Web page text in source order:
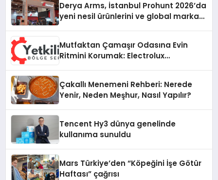
Derya Arms, İstanbul Prohunt 2026’da
yeni nesil ürünlerini ve global marka
Mutfaktan Çamaşır Odasına Evin
Ritmini Korumak: Electrolux
Çakallı Menemeni Rehberi: Nerede
Yenir, Neden Meşhur, Nasıl Yapılır?
Tencent Hy3 dünya genelinde
kullanıma sunuldu
Mars Türkiye’den “Köpeğini İşe Götür
Haftası” çağrısı